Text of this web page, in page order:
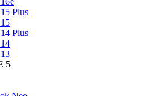
Plus
Plus
5